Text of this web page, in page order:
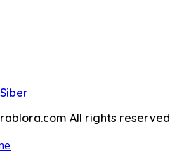
All rights reserved